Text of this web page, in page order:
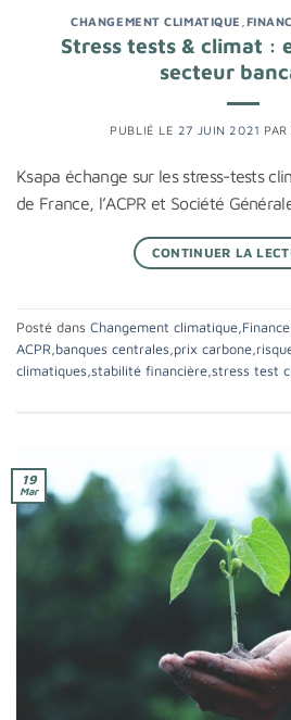
CHANGEMENT CLIMATIQUE
Stress tests & climat :
secteur
PUBLIÉ LE 27 JUIN 2021 PAR
Ksapa échange sur les stress-tests
de France, l’ACPR et Société
CONTINUER LA
Posté dans Changement climatique
ACPR banques centrales prix carbone
climatiques stabilité financière stress test
19
Mar